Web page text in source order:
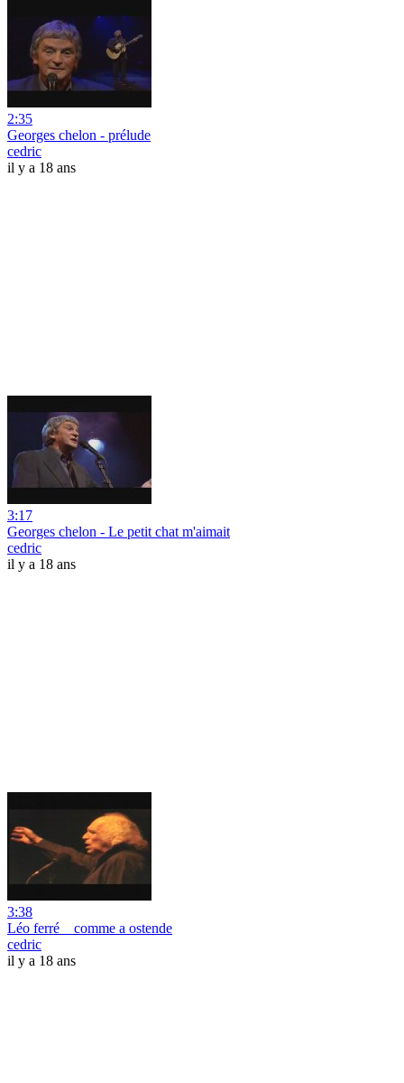
2:35
Georges chelon - prélude
cedric
il y a 18 ans
3:17
Georges chelon - Le petit chat m'aimait
cedric
il y a 18 ans
3:38
Léo ferré _ comme a ostende
cedric
il y a 18 ans